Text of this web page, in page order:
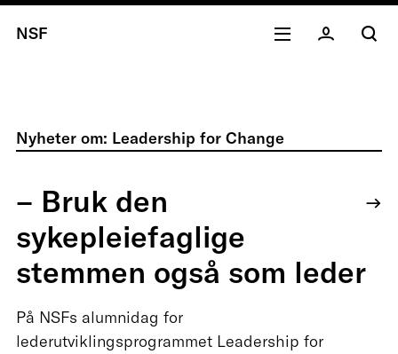
NSF
Nyheter om: Leadership for Change
– Bruk den
sykepleiefaglige
stemmen også som leder
På NSFs alumnidag for
lederutviklingsprogrammet Leadership for